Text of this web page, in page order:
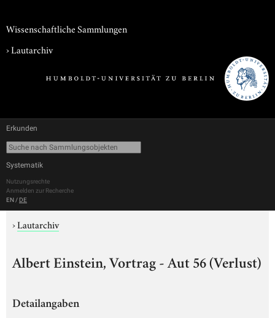
Wissenschaftliche Sammlungen
›Lautarchiv
Erkunden
Systematik
Nutzungsrechte
Anmelden zur Recherche
EN / DE
›Lautarchiv
Albert Einstein, Vortrag - Aut 56 (Verlust)
Detailangaben